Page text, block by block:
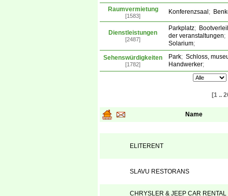
Raumvermietung
[1583]
Konferenzsaal ;
Dienstleistungen
[2487]
Parkplatz;
der veranstaltungen;
Solarium;
Sehenswürdigkeiten
[1782]
Park; Schloss,
Handwerker;
[1 ..
Name
ELITERENT
SLAVU RESTORANS
CHRYSLER & JEEP CAR RENTAL